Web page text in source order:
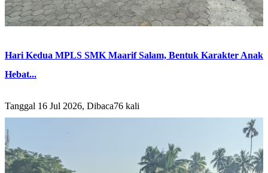
Hari Kedua MPLS SMK Maarif Salam, Bentuk Karakter Anak
Hebat...
Tanggal 16 Jul 2026, Dibaca76 kali